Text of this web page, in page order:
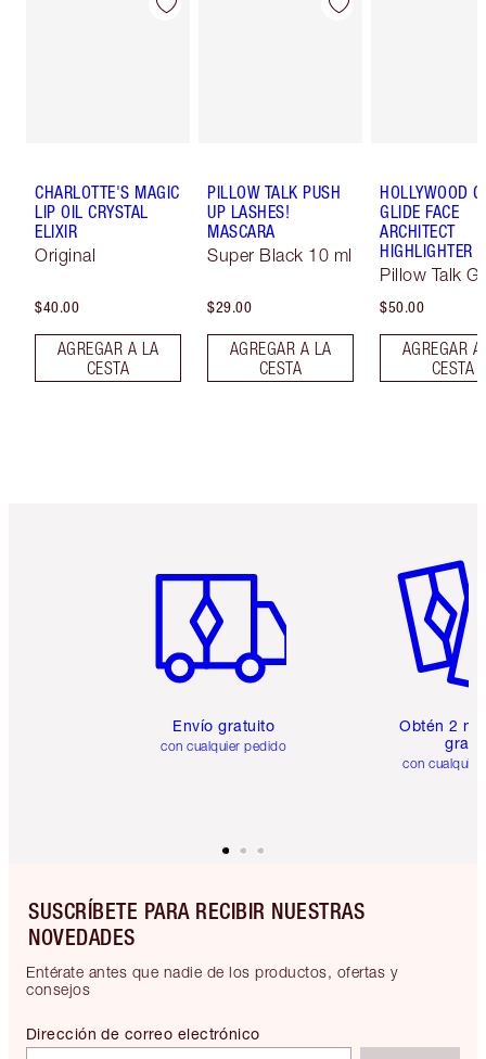
CHARLOTTE'S MAGIC
LIP OIL CRYSTAL
ELIXIR
Original
$40.00
AGREGAR A LA
CESTA
PILLOW TALK PUSH
UP LASHES!
MASCARA
Super Black 10 ml
$29.00
AGREGAR A LA
CESTA
HOLLYWOOD
GLIDE FACE
ARCHITECT
HIGHLIGHTER
Pillow Talk
$50.00
AGREGAR
CESTA
Envío gratuito
con cualquier pedido
Obtén 2
gratis
con
SUSCRÍBETE PARA RECIBIR NUESTRAS
NOVEDADES
Entérate antes que nadie de los productos, ofertas y
consejos
Dirección de correo electrónico